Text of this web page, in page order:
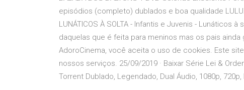
episódios (completo) dublados e boa qualidade
LUNÁTICOS À SOLTA - Infantis e Juvenis - Lunáticos
daquelas que é feita para meninos mas os pais
AdoroCinema, você aceita o uso de cookies. Este
nossos serviços. 25/09/2019 · Baixar Série Lei &
Torrent Dublado, Legendado, Dual Áudio, 1080p,